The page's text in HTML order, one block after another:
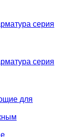
серия
серия
для